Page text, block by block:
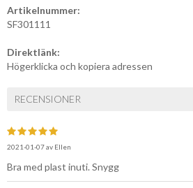
Artikelnummer:
SF301111
Direktlänk:
Högerklicka och kopiera adressen
RECENSIONER
2021-01-07av Ellen
Bra med plast inuti. Snygg